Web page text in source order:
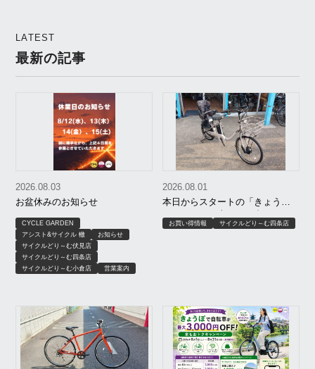
LATEST
最新の記事
お盆休みのお知らせ
2026.08.03
CYCLE GARDEN
アシスト&サイクル 轍
お知らせ
サイクルどり～む伏見店
サイクルどり～む四条店
サイクルどり～む小倉店
営業案内
本日からスタートの「きょう
さらにお買い得に！
2026.08.01
お買い得情報 サイクルどり～む四条店